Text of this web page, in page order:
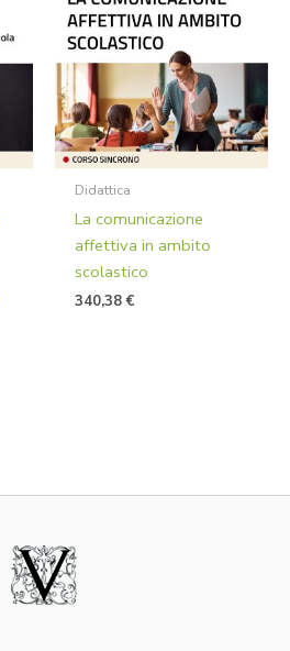
Didattica
La comunicazione
affettiva in ambito
scolastico
340,38 €